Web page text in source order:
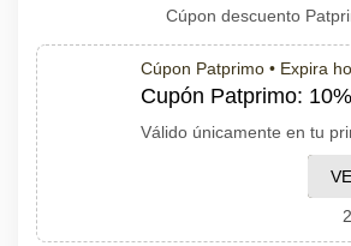
Cúpon descuento
Cúpon Patprimo • Expira
Cupón Patprimo:
Válido únicamente en tu